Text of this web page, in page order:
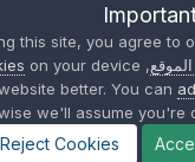
by Invision
this site, you agree to
, We have placed
on your device
better. You can
we'll assume you're